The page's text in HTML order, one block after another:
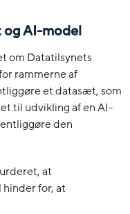
AI-model
om Datatilsynets
rammerne af
et datasæt, som
til udvikling af en AI-
den
at
for, at